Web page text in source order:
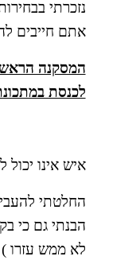
אתם חייבים
לכנסת
איש אינו
לא ממש עזרו )